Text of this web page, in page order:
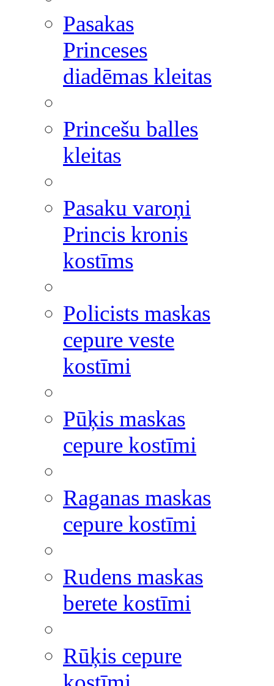
Pasakas
Princeses
diadēmas kleitas
Princešu balles
kleitas
Pasaku varoņi
Princis kronis
kostīms
Policists maskas
cepure veste
kostīmi
Pūķis maskas
cepure kostīmi
Raganas maskas
cepure kostīmi
Rudens maskas
berete kostīmi
Rūķis cepure